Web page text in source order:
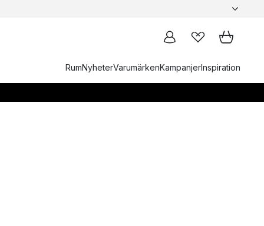
RumNyheterVarumärkenKampanjerInspiration